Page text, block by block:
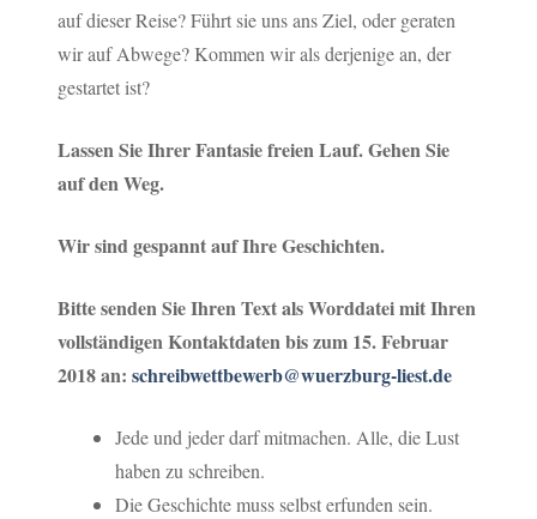
auf dieser Reise? Führt sie uns ans Ziel, oder geraten
wir auf Abwege? Kommen wir als derjenige an, der
gestartet ist?
Lassen Sie Ihrer Fantasie freien Lauf.Gehen Sie
auf den Weg.
Wir sind gespannt auf Ihre Geschichten.
Bittesenden Sie Ihren Text als Worddateimit Ihren
vollständigen Kontaktdaten bis zum 15. Februar
2018an:schreibwettbewerb@wuerzburg-liest.de
Jede und jeder darf mitmachen. Alle, die Lust
haben zu schreiben.
Die Geschichte muss selbst erfunden sein.